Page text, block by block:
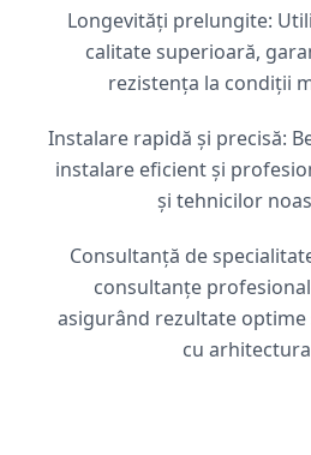
Longevități prelungite:
calitate superioară,
rezistența la condiții
Instalare rapidă și precisă:
instalare eficient și
și tehnicilor
Consultanță de
consultanțe
asigurând rezultate
cu